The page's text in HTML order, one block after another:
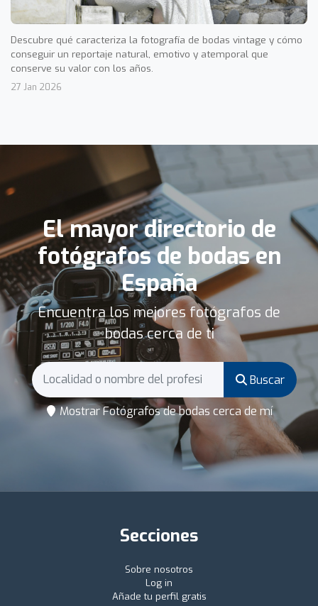
Descubre qué caracteriza la fotografía de bodas vintage y cómo
conseguir un reportaje natural, emotivo y atemporal que
conserve su valor con los años.
27 Jan 2026
El mayor directorio de
fotógrafos de bodas en
España
Encuentra los mejores fotógrafos de
bodas cerca de ti
Buscar
Mostrar Fotógrafos de bodas cerca de mí
Secciones
Sobre nosotros
Log in
Añade tu perfil gratis